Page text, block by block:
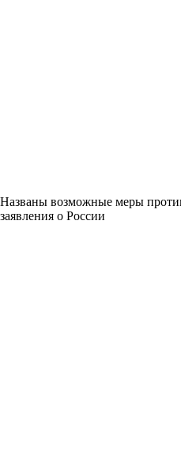
Названы возможные меры
заявления о России